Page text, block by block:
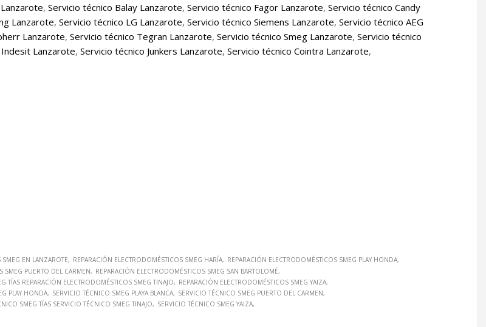
, Servicio técnico Balay Lanzarote, Servicio técnico Fagor Lanzarote, Servicio técnico Candy
Lanzarote, Servicio técnico LG Lanzarote, Servicio técnico Siemens Lanzarote, Servicio técnico AEG
Lanzarote, Servicio técnico Tegran Lanzarote, Servicio técnico Smeg Lanzarote, Servicio técnico
Lanzarote, Servicio técnico Junkers Lanzarote, Servicio técnico Cointra Lanzarote,
EN LANZAROTE REPARACIÓN ELECTRODOMÉSTICOS SMEG HARÍA
REPARACIÓN ELECTRODOMÉSTICOS SMEG PLAY HONDA
SMEG PUERTO DEL CARMEN
REPARACIÓN ELECTRODOMÉSTICOS SMEG SAN BARTOLOMÉ
TÍAS REPARACIÓN ELECTRODOMÉSTICOS SMEG TINAJO
REPARACIÓN ELECTRODOMÉSTICOS SMEG YAIZA
PLAY HONDA SERVICIO TÉCNICO SMEG PLAYA BLANCA
SERVICIO TÉCNICO SMEG PUERTO DEL CARMEN
SMEG TÍAS SERVICIO TÉCNICO SMEG TINAJO SERVICIO TÉCNICO SMEG YAIZA